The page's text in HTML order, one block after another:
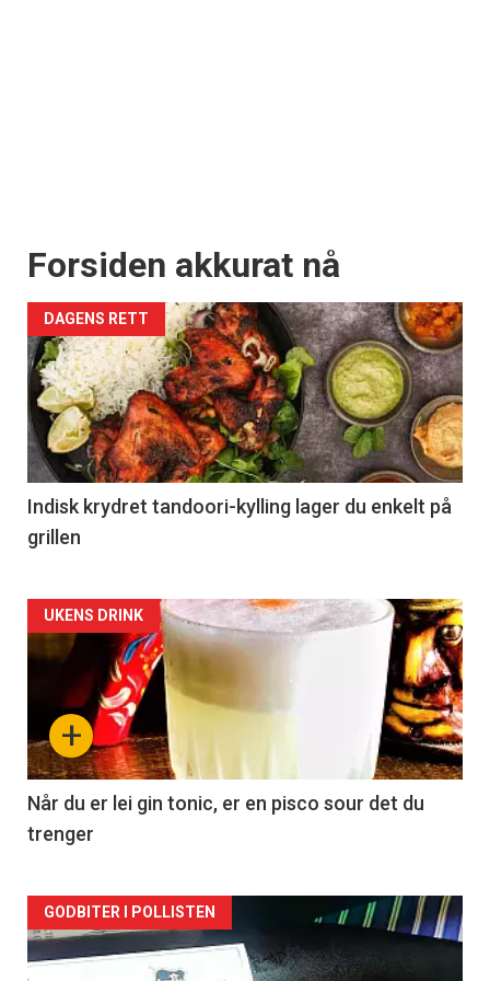
Forsiden akkurat nå
DAGENS RETT
Indisk krydret tandoori-kylling lager du enkelt på
grillen
Forsiden
akkurat
nå
-
2
+
UKENS DRINK
Når du er lei gin tonic, er en pisco sour det du
trenger
Forsiden
akkurat
GODBITER I POLLISTEN